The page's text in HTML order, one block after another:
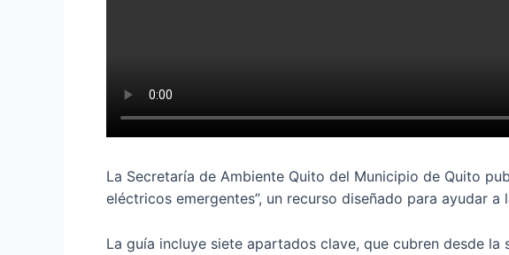
La Secretaría de Ambiente Quito del Municipio de Quito
eléctricos emergentes”, un recurso diseñado para ayudar
La guía incluye siete apartados clave, que cubren desde